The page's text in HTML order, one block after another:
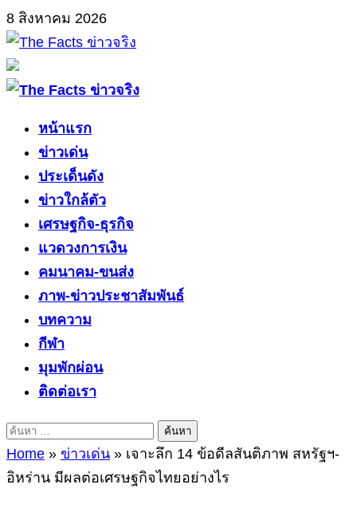
Skip
to
content
8 สิงหาคม 2026
Primary
หน้าแรก
ข่าวเด่น
ประเด็นดัง
ข่าวใกล้ตัว
เศรษฐกิจ-ธุรกิจ
แวดวงการเงิน
คมนาคม-ขนส่ง
ภาพ-ข่าวประชาสัมพันธ์
บทความ
กีฬา
มุมพักผ่อน
ติดต่อเรา
ค้นหา
สำหรับ:
Home » ข่าวเด่น » เจาะลึก 14 ข้อดีลสันติภาพ สหรัฐฯ-
อิหร่าน มีผลต่อเศรษฐกิจไทยอย่างไร